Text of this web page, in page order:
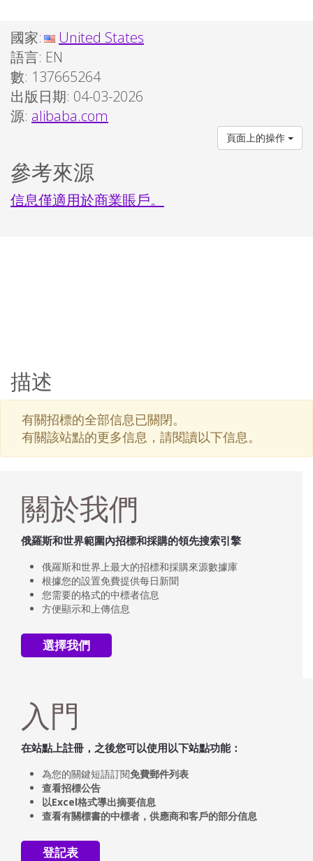
國家:
United States
語言: EN
數: 137665264
出版日期: 04-03-2026
源: alibaba.com
頁面上的操作
參考來源
信息僅適用於商業賬戶。
描述
有關招標的全部信息已關閉。
有關該站點的更多信息，請閱讀以下信息。
關於我們
俄羅斯和世界範圍內招標和採購的領先搜索引擎
俄羅斯和世界上最大的招標和採購來源數據庫
根據您的設置免費提供每日新聞
您需要的格式的中標者信息
方便顯示和上傳信息
選擇我們
入門
在站點上註冊，之後您可以使用以下站點功能：
為您的關鍵短語訂閱免費郵件列表
查看招標公告
以Excel格式導出摘要信息
查看有關標書的中標者，供應商和客戶的部分信息
登記表